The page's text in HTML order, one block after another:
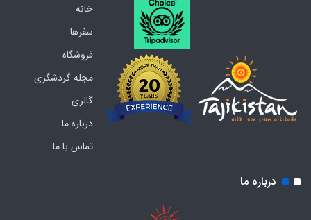
خانه
سفرها
فروشگاه
مجله گردشگری
گالری
درباره ما
تماس با ما
درباره ما